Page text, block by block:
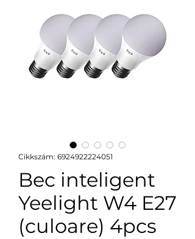
Cikkszám: 6924922224051
Bec inteligent
Yeelight W4 E27
(culoare) 4pcs